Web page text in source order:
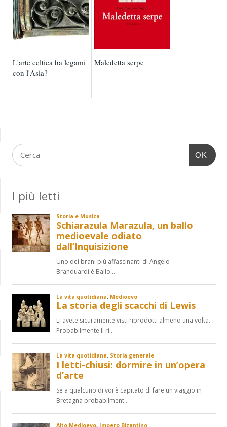
L'arte celtica ha legami
con l'Asia?
Maledetta serpe
OK
I più letti